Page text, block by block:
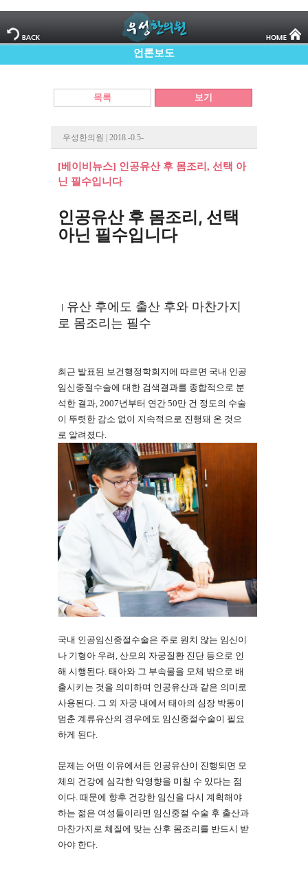
언론보도
목록 보기
우성한의원 | 2018.-0.5-
[베이비뉴스] 인공유산 후 몸조리, 선택 아
닌 필수입니다
인공유산 후 몸조리, 선택
아닌 필수입니다
유산 후에도 출산 후와 마찬가지
로 몸조리는 필수
최근 발표된 보건행정학회지에 따르면 국내 인공
임신중절수술에 대한 검색결과를 종합적으로 분
석한 결과, 2007년부터 연간 50만 건 정도의 수술
이 뚜렷한 감소 없이 지속적으로 진행돼 온 것으
로 알려졌다.
국내 인공임신중절수술은 주로 원치 않는 임신이
나 기형아 우려, 산모의 자궁질환 진단 등으로 인
해 시행된다. 태아와 그 부속물을 모체 밖으로 배
출시키는 것을 의미하며 인공유산과 같은 의미로
사용된다. 그 외 자궁 내에서 태아의 심장 박동이
멈춘 계류유산의 경우에도 임신중절수술이 필요
하게 된다.
문제는 어떤 이유에서든 인공유산이 진행되면 모
체의 건강에 심각한 악영향을 미칠 수 있다는 점
이다. 때문에 향후 건강한 임신을 다시 계획해야
하는 젊은 여성들이라면 임신중절 수술 후 출산과
마찬가지로 체질에 맞는 산후 몸조리를 반드시 받
아야 한다.